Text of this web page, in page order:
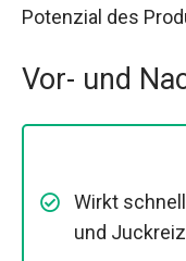
Potenzial des
Vor- und
Wirkt
und